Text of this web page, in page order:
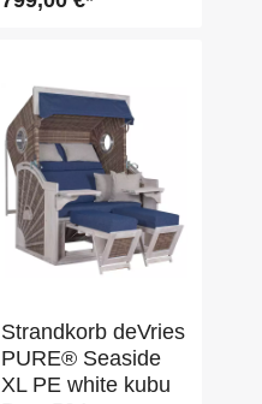
Strandkorb deVries
PURE® Seaside
XL PE white kubu